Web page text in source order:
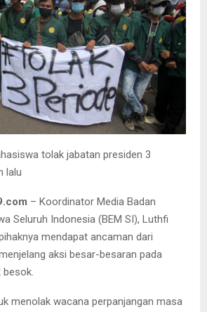
tolak jabatan presiden 3
lalu
– Koordinator Media Badan
Seluruh Indonesia (BEM SI), Luthfi
mendapat ancaman dari
aksi besar-besaran pada
besok.
menolak wacana perpanjangan masa